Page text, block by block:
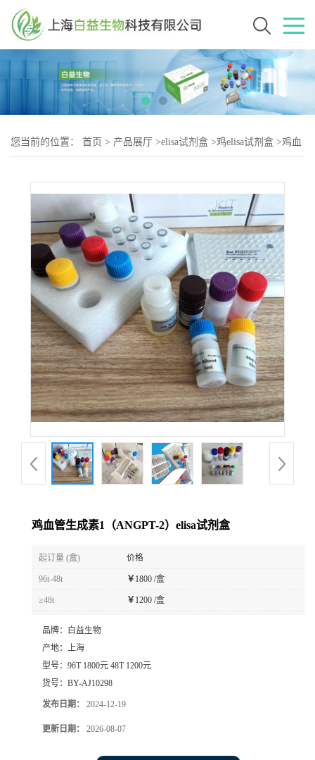
您当前的位置： 首页 > 产品展厅 >elisa试剂盒 >鸡elisa试剂盒 >鸡血
鸡血管生成素1（ANGPT-2）elisa试剂盒
起订量 (盒) 价格
96t-48t ￥ 1800 /盒
≥48t ￥ 1200 /盒
品牌：
白益生物
产地： 上海
型号： 96T 1800元 48T 1200元
货号： BY-AJ10298
发布日期： 2024-12-19
更新日期： 2026-08-07